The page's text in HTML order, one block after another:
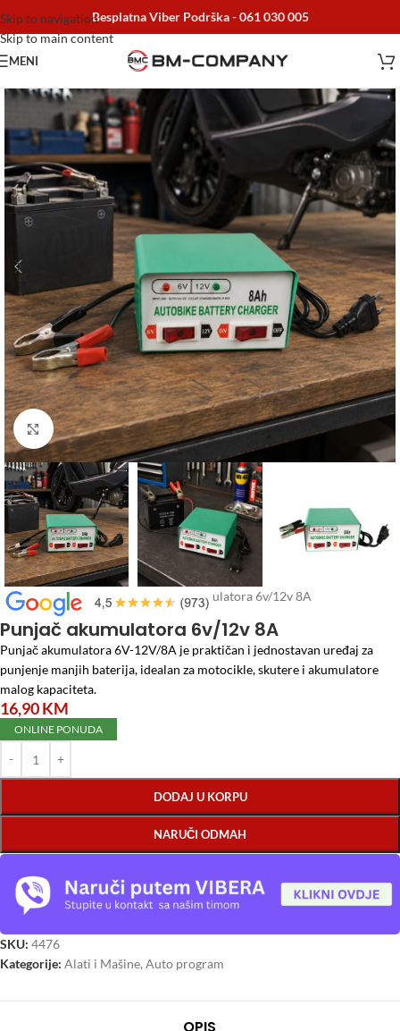
Skip to navigation
Skip to main content
Besplatna Viber Podrška -061 030 005
MENI
Click to enlarge
Početna/Alati i Mašine / Punjač akumulatora 6v/12v 8A
Punjač akumulatora 6v/12v 8A
Punjač akumulatora 6V-12V/8A je praktičan i jednostavan uređaj za
punjenje manjih baterija, idealan za motocikle, skutere i akumulatore
malog kapaciteta.
16,90KM
ONLINE PONUDA
DODAJ U KORPU
NARUČI ODMAH
SKU: 4476
Kategorije: Alati i Mašine, Auto program